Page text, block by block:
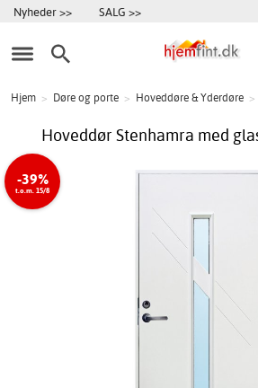
Nyheder >> SALG >>
Hjem > Døre og porte > Hoveddøre & Yderdøre >
Hoveddør Stenhamra med
-39%
t.o.m. 15/8